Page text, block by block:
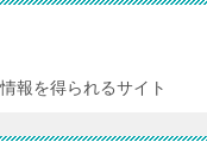
報を得られるサイト